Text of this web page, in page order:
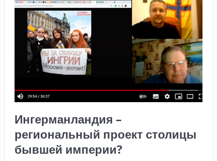
Ингерманландия –
региональный проект столицы
бывшей империи?